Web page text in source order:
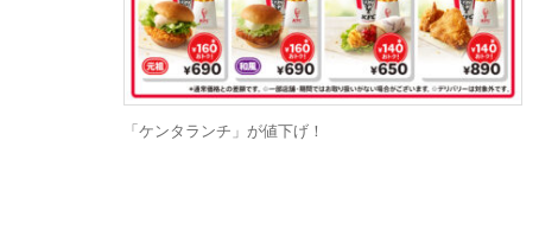
「ケンタランチ」が値下げ！